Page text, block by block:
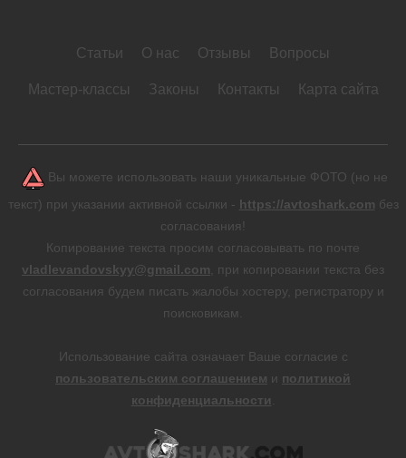
Статьи О нас Отзывы Вопросы
Мастер-классы Законы Контакты Карта сайта
Вы можете использовать наши уникальные ФОТО (но не
текст) при указании активной ссылки - https://avtoshark.com без
согласования!
Копирование текста просим согласовывать по почте
vladlevandovskyy@gmail.com , при копировании текста без
согласования будем писать жалобы хостеру, регистратору и
поисковикам.
Использование сайта означает Ваше согласие с
пользовательским соглашением и политикой
конфиденциальности